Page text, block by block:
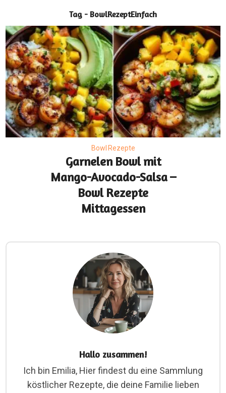
Tag - BowlRezeptEinfach
Bowl Rezepte
Garnelen Bowl mit
Mango-Avocado-Salsa –
Bowl Rezepte
Mittagessen
Hallo zusammen!
Ich bin Emilia, Hier findest du eine Sammlung
köstlicher Rezepte, die deine Familie lieben